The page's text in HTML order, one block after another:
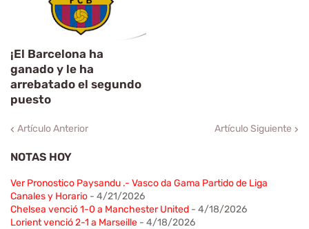
¡El Barcelona ha
ganado y le ha
arrebatado el segundo
puesto
Artículo Anterior Artículo Siguiente
NOTAS HOY
Ver Pronostico Paysandu .- Vasco da Gama Partido de Liga
Canales y Horario - 4/21/2026
Chelsea venció 1-0 a Manchester United - 4/18/2026
Lorient venció 2-1 a Marseille - 4/18/2026